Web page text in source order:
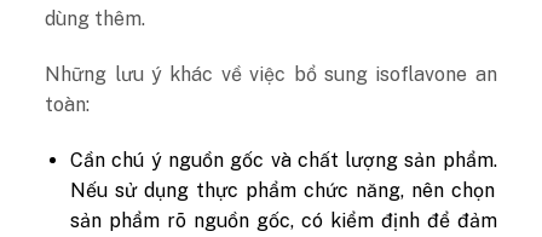
dùng thêm.
Những lưu ý khác về việc bổ sung isoflavone an
toàn:
Cần chú ý nguồn gốc và chất lượng sản phẩm.
Nếu sử dụng thực phẩm chức năng, nên chọn
sản phẩm rõ nguồn gốc, có kiểm định để đảm